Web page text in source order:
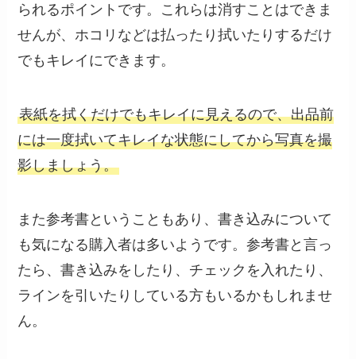
られるポイントです。これらは消すことはできま
せんが、ホコリなどは払ったり拭いたりするだけ
でもキレイにできます。
表紙を拭くだけでもキレイに見えるので、出品前
には一度拭いてキレイな状態にしてから写真を撮
影しましょう。
また参考書ということもあり、書き込みについて
も気になる購入者は多いようです。参考書と言っ
たら、書き込みをしたり、チェックを入れたり、
ラインを引いたりしている方もいるかもしれませ
ん。